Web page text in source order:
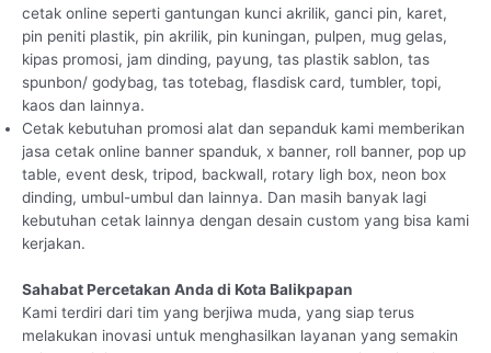
cetak online seperti gantungan kunci akrilik, ganci pin, karet,
pin peniti plastik, pin akrilik, pin kuningan, pulpen, mug gelas,
kipas promosi, jam dinding, payung, tas plastik sablon, tas
spunbon/ godybag, tas totebag, flasdisk card, tumbler, topi,
kaos dan lainnya.
Cetak kebutuhan promosi alat dan sepanduk kami memberikan
jasa cetak online banner spanduk, x banner, roll banner, pop up
table, event desk, tripod, backwall, rotary ligh box, neon box
dinding, umbul-umbul dan lainnya. Dan masih banyak lagi
kebutuhan cetak lainnya dengan desain custom yang bisa kami
kerjakan.
Sahabat Percetakan Anda di Kota Balikpapan
Kami terdiri dari tim yang berjiwa muda, yang siap terus
melakukan inovasi untuk menghasilkan layanan yang semakin